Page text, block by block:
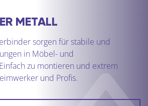
METALL
sorgen für stabile und
in Möbel- und
zu montieren und extrem
und Profis.